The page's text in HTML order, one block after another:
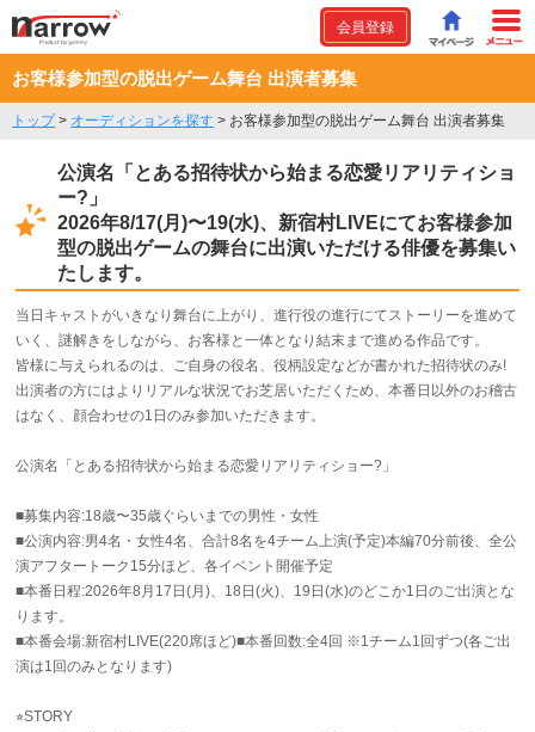
会員登録
お客様参加型の脱出ゲーム舞台 出演者募集
トップ> オーディションを探す > お客様参加型の脱出ゲーム舞台 出演者募集
公演名「とある招待状から始まる恋愛リアリティショ
ー?」
2026年8/17(月)〜19(水)、新宿村LIVEにてお客様参加
型の脱出ゲームの舞台に出演いただける俳優を募集い
たします。
当日キャストがいきなり舞台に上がり、進行役の進行にてストーリーを進めて
いく、謎解きをしながら、お客様と一体となり結末まで進める作品です。
皆様に与えられるのは、ご自身の役名、役柄設定などが書かれた招待状のみ!
出演者の方にはよりリアルな状況でお芝居いただくため、本番日以外のお稽古
はなく、顔合わせの1日のみ参加いただきます。
公演名「とある招待状から始まる恋愛リアリティショー?」
■募集内容:18歳〜35歳ぐらいまでの男性・女性
■公演内容:男4名・女性4名、合計8名を4チーム上演(予定)本編70分前後、全公
演アフタートーク15分ほど、各イベント開催予定
■本番日程:2026年8月17日(月)、18日(火)、19日(水)のどこか1日のご出演とな
ります。
■本番会場:新宿村LIVE(220席ほど)■本番回数:全4回 ※1チーム1回ずつ(各ご出
演は1回のみとなります)
⭐︎STORY